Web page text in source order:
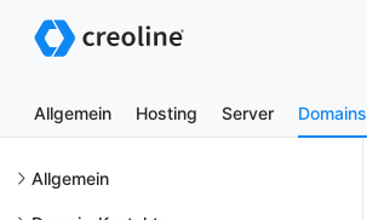
Allgemein Hosting Server Domains
Allgemein